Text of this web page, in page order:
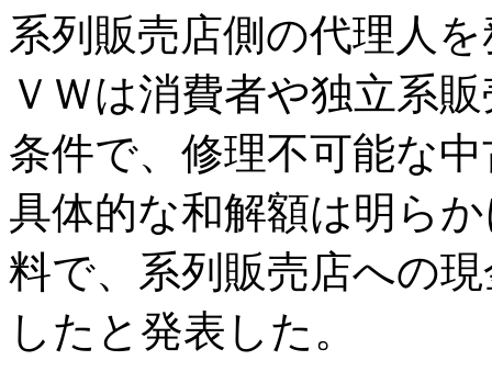
系列販売店側の代理人
ＶＷは消費者や独立系
条件で、修理不可能な
具体的な和解額は明ら
料で、系列販売店への
したと発表した。